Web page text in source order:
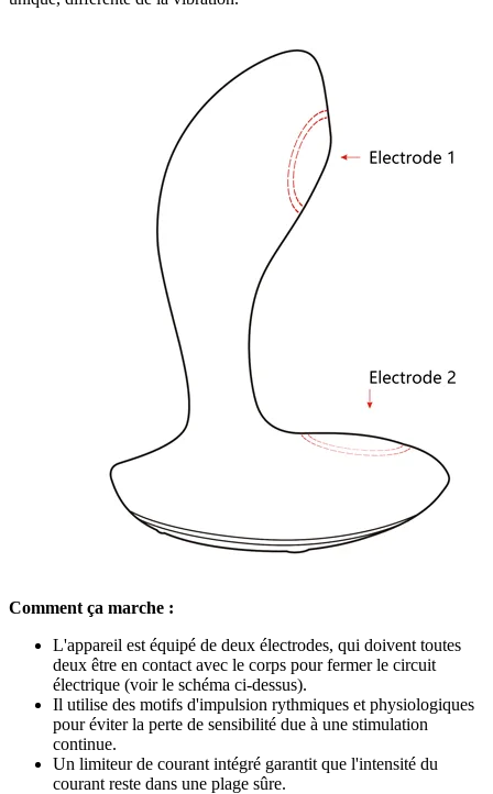
Comment ça marche :
L'appareil est équipé de deux électrodes, qui doivent toutes
deux être en contact avec le corps pour fermer le circuit
électrique (voir le schéma ci-dessus).
Il utilise des motifs d'impulsion rythmiques et physiologiques
pour éviter la perte de sensibilité due à une stimulation
continue.
Un limiteur de courant intégré garantit que l'intensité du
courant reste dans une plage sûre.